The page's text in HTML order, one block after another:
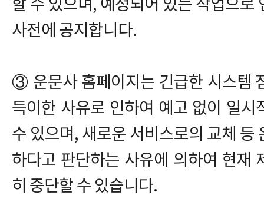
할 수 있으며, 예정되어 있는 작업으로
사전에 공지합니다.
③ 운문사 홈페이지는 긴급한 시스템
득이한 사유로 인하여 예고 없이 일시
수 있으며, 새로운 서비스로의 교체 등
하다고 판단하는 사유에 의하여 현재
히 중단할 수 있습니다.